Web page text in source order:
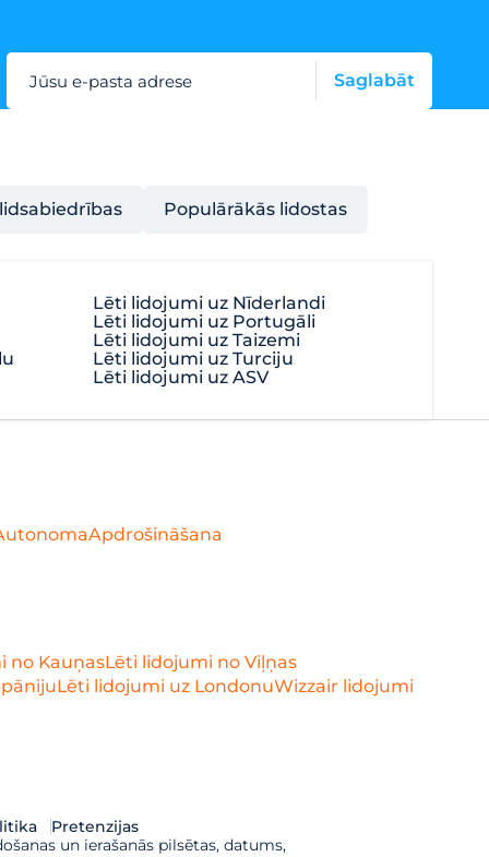
Jūsu e-pasta adrese Saglabāt
Populārākās lidostas
Lēti lidojumi uz Nīderlandi
Lēti lidojumi uz Portugāli
Lēti lidojumi uz Taizemi
Lēti lidojumi uz Turciju
Lēti lidojumi uz ASV
Apdrošināšana
no KauņasLēti lidojumi no Viļņas
Lēti lidojumi uz LondonuWizzair lidojumi
Pretenzijas
un ierašanās pilsētas, datums,